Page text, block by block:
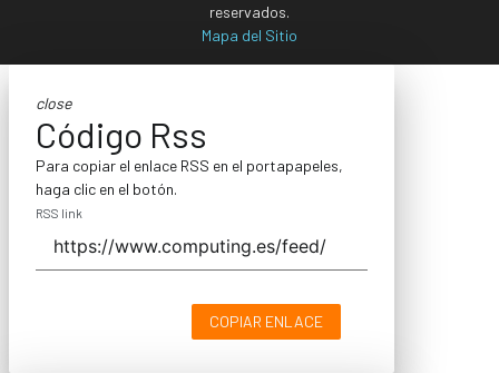
reservados.
Mapa del Sitio
close
Código Rss
Para copiar el enlace RSS en el portapapeles,
haga clic en el botón.
RSS link
COPIAR ENLACE